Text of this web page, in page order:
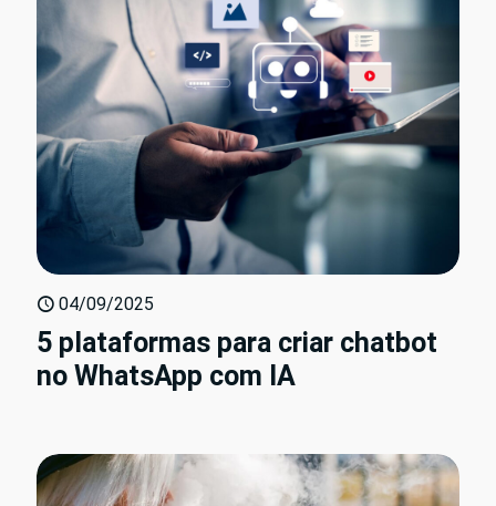
04/09/2025
5 plataformas para criar chatbot
no WhatsApp com IA